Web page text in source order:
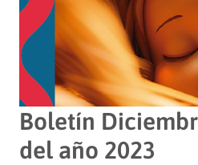
Boletín
del año 2023